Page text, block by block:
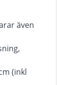
även
(inkl